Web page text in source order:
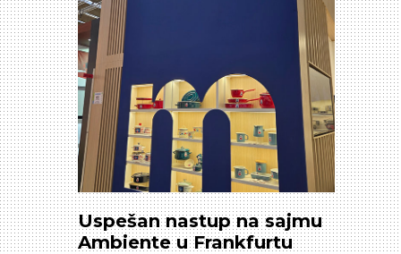
Uspešan nastup na sajmu
Ambiente u Frankfurtu